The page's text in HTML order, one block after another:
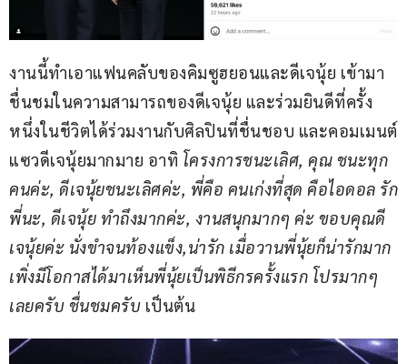
งานนี้ทำเอาแฟนคลับของคิมซูฮยอนและดีเจนุ้ย เข้ามา
ชื่นชมในความสามารถของดีเจนุ้ย และร่วมยินดีที่ครั้ง
หนึ่งในชีวิตได้ร่วมงานกับศิลปินที่ชื่นชอบ และคอมเมนต์
แซวดีเจนุ้ยมากมาย อาทิ โครงการชนะเลิศ, คุณ ชนะทุก
คนค่ะ, ดีเจนุ้ยชนะเลิศค่ะ, พี่คือ คนเก่งที่สุด คือไอดอล รัก
พี่นะ, ดีเจนุ้ย ทำถึงมากค่ะ, งานสนุกมากๆ ค่ะ ขอบคุณดี
เจนุ้ยค่ะ นั่งขำจนท้องแข็ง,น่ารัก เมื่อวานพี่นุ้ยก็น่ารักมาก
เพิ่งมีโอกาสได้มาเห็นพี่นุ้ยเป็นพิธีกรครั้งแรก โปรมากๆ
เลยครับ ชื่นชมครับ เป็นต้น